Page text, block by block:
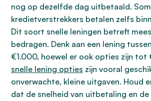
nog op dezelfde dag uitbetaald.
kredietverstrekkers betalen zelfs
Dit soort snelle leningen betreft
bedragen. Denk aan een lening
€1.000, hoewel er ook opties zijn tot
snelle lening opties zijn vooral
onverwachte, kleine uitgaven. Houd
dat de snelheid van uitbetaling en